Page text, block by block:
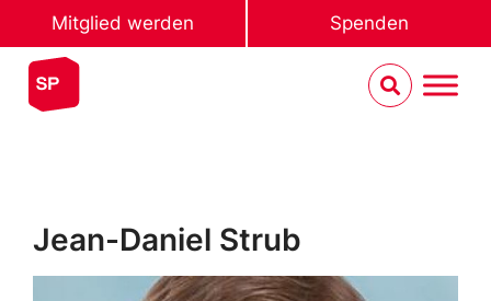
Mitglied werden Spenden
Jean-Daniel Strub